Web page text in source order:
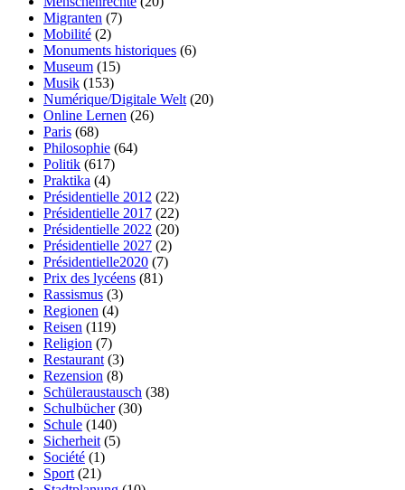
Migranten (7)
Mobilité (2)
Monuments historiques (6)
Museum (15)
Musik (153)
Numérique/Digitale Welt(20)
Online Lernen (26)
Paris (68)
Philosophie (64)
Politik (617)
Praktika (4)
Présidentielle 2012 (22)
Présidentielle 2017 (22)
Présidentielle 2022 (20)
Présidentielle 2027 (2)
Présidentielle2020 (7)
Prix des lycéens (81)
Rassismus (3)
Regionen (4)
Reisen (119)
Religion (7)
Restaurant(3)
Rezension (8)
Schüleraustausch (38)
Schulbücher(30)
Schule (140)
Sicherheit(5)
Société (1)
Sport(21)